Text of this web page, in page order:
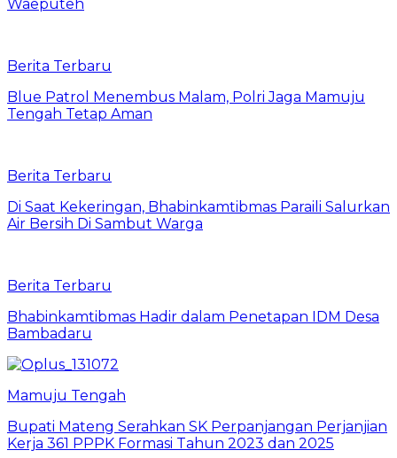
Waeputeh
Berita Terbaru
Blue Patrol Menembus Malam, Polri Jaga Mamuju
Tengah Tetap Aman
Berita Terbaru
Di Saat Kekeringan, Bhabinkamtibmas Paraili Salurkan
Air Bersih Di Sambut Warga
Berita Terbaru
Bhabinkamtibmas Hadir dalam Penetapan IDM Desa
Bambadaru
Mamuju Tengah
Bupati Mateng Serahkan SK Perpanjangan Perjanjian
Kerja 361 PPPK Formasi Tahun 2023 dan 2025